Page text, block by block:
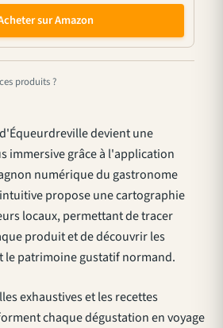
sur Amazon
produits ?
devient une
immersive grâce à l'application
numérique du gastronome
propose une cartographie
locaux, permettant de tracer
produit et de découvrir les
le patrimoine gustatif normand.
exhaustives et les recettes
chaque dégustation en voyage